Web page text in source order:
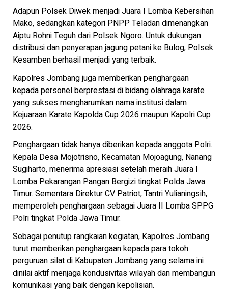
Adapun Polsek Diwek menjadi Juara I Lomba Kebersihan
Mako, sedangkan kategori PNPP Teladan dimenangkan
Aiptu Rohni Teguh dari Polsek Ngoro. Untuk dukungan
distribusi dan penyerapan jagung petani ke Bulog, Polsek
Kesamben berhasil menjadi yang terbaik.
Kapolres Jombang juga memberikan penghargaan
kepada personel berprestasi di bidang olahraga karate
yang sukses mengharumkan nama institusi dalam
Kejuaraan Karate Kapolda Cup 2026 maupun Kapolri Cup
2026.
Penghargaan tidak hanya diberikan kepada anggota Polri.
Kepala Desa Mojotrisno, Kecamatan Mojoagung, Nanang
Sugiharto, menerima apresiasi setelah meraih Juara I
Lomba Pekarangan Pangan Bergizi tingkat Polda Jawa
Timur. Sementara Direktur CV Patriot, Tantri Yulianingsih,
memperoleh penghargaan sebagai Juara II Lomba SPPG
Polri tingkat Polda Jawa Timur.
Sebagai penutup rangkaian kegiatan, Kapolres Jombang
turut memberikan penghargaan kepada para tokoh
perguruan silat di Kabupaten Jombang yang selama ini
dinilai aktif menjaga kondusivitas wilayah dan membangun
komunikasi yang baik dengan kepolisian.